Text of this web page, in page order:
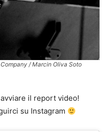
/ Marcin Oliva Soto
il report video!
su Instagram